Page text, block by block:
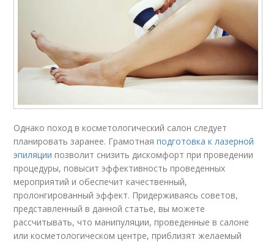
Однако поход в косметологический салон следует
планировать заранее. Грамотнаяподготовка к лазерной
эпиляции позволит снизить дискомфорт при проведении
процедуры, повысит эффективность проведенных
мероприятий и обеспечит качественный,
пролонгированный эффект. Придерживаясь советов,
представленный в данной статье, вы можете
рассчитывать, что манипуляции, проведенные в салоне
или косметологическом центре, приблизят желаемый